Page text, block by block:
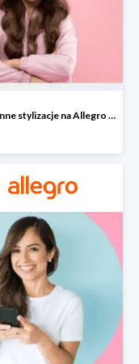
Wiosenne stylizacje na Allegro do -50%